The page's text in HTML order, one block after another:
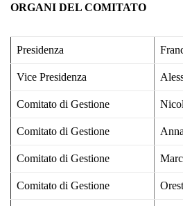
ORGANI DEL COMITATO
Presidenza
Vice Presidenza
Comitato di Gestione
Comitato di Gestione
Comitato di Gestione
Comitato di Gestione